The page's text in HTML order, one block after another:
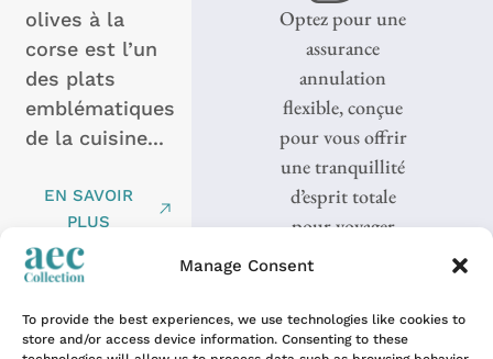
Manage Consent
To provide the best experiences, we use technologies like cookies to
store and/or access device information. Consenting to these
olives à la
corse est l’un
des plats
emblématiques
de la cuisine...
EN SAVOIR
PLUS
Optez pour une
assurance
annulation
flexible, conçue
pour vous offrir
une tranquillité
d’esprit totale
pour voyager
sereinement.